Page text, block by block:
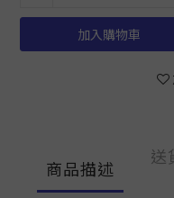
加入購物車
商品描述
送